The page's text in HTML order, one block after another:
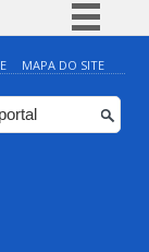
BR
MAPA DO SITE